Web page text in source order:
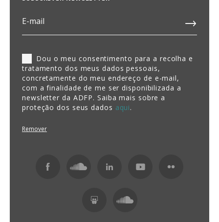
Dou o meu consentimento para a recolha e
tratamento dos meus dados pessoais,
concretamente do meu endereço de e-mail,
com a finalidade de me ser disponibilizada a
newsletter da ADFP. Saiba mais sobre a
proteção dos seus dados aqui.
Remover